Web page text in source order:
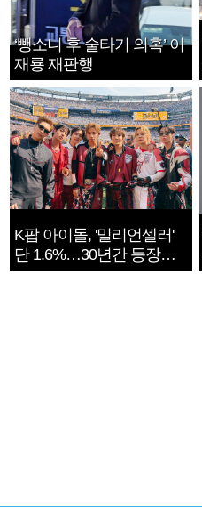
‘뺑소니 후 술타기 의혹’ 이
재룡 재판행
K팝 아이돌, '밀리언셀러'
단 1.6%…30년간 등장
1182개팀 전수조사